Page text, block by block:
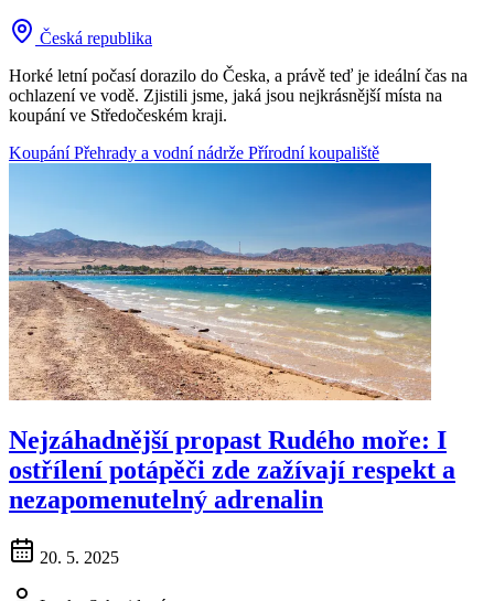
Česká republika
Horké letní počasí dorazilo do Česka, a právě teď je ideální čas na
ochlazení ve vodě. Zjistili jsme, jaká jsou nejkrásnější místa na
koupání ve Středočeském kraji.
Koupání Přehrady a vodní nádrže Přírodní koupaliště
Nejzáhadnější propast Rudého moře: I
ostřílení potápěči zde zažívají respekt a
nezapomenutelný adrenalin
20. 5. 2025